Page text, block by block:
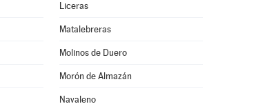
Liceras
Matalebreras
Molinos de Duero
Morón de Almazán
Navaleno